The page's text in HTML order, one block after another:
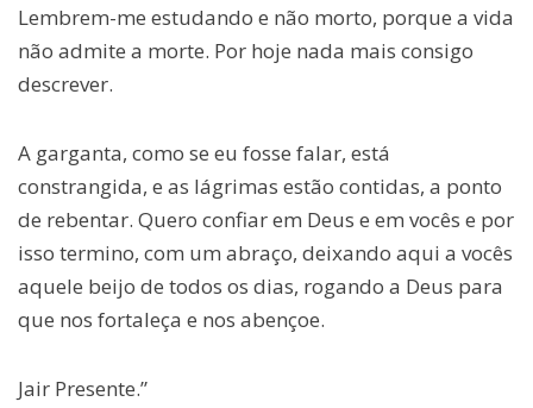
Lembrem-me estudando e não morto, porque a vida
não admite a morte. Por hoje nada mais consigo
descrever.
A garganta, como se eu fosse falar, está
constrangida, e as lágrimas estão contidas, a ponto
de rebentar. Quero confiar em Deus e em vocês e por
isso termino, com um abraço, deixando aqui a vocês
aquele beijo de todos os dias, rogando a Deus para
que nos fortaleça e nos abençoe.
Jair Presente.”